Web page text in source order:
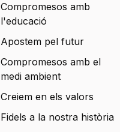
Compromesos amb
l'educació
Apostem pel futur
Compromesos amb el
medi ambient
Creiem en els valors
Fidels a la nostra història